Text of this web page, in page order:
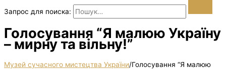
Запрос для поиска:
Голосування “Я малюю Україну
– мирну та вільну!”
Музей сучасного мистецтва України/Голосування “Я малюю